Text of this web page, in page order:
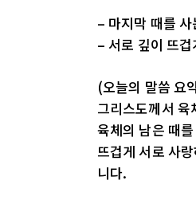
– 마지막 때를
– 서로 깊이 뜨
(오늘의 말씀 요
그리스도께서
육체의 남은 때
뜨겁게 서로 사
니다.